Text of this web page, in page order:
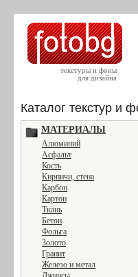
текстуры и фоны
для дизайна
Каталог текстур и
МАТЕРИАЛЫ
Алюминий
Асфальт
Кость
Кирпичи, стена
Карбон
Картон
Ткань
Бетон
Фольга
Золото
Гранит
Железо и метал